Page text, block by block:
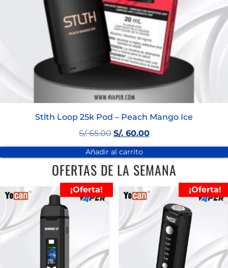
Stlth Loop 25k Pod – Peach Mango Ice
S/.65.00 S/.60.00
Añadir al carrito
OFERTAS DE LA SEMANA
¡Oferta! ¡Oferta!